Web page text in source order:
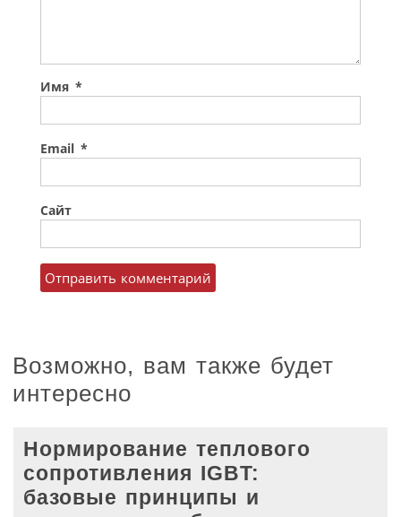
Имя *
Email *
Сайт
Возможно, вам также будет
интересно
Нормирование теплового
сопротивления IGBT:
базовые принципы и